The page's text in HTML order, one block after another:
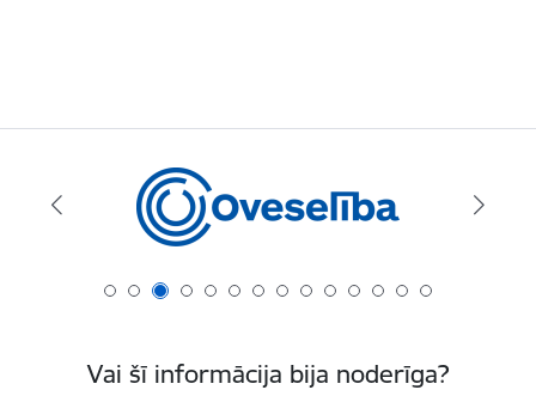
Vai šī informācija bija noderīga?